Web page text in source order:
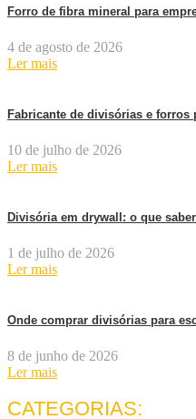
Forro de fibra mineral para
4 de agosto de 2026
Ler mais
Fabricante de divisórias e forros
10 de julho de 2026
Ler mais
Divisória em drywall: o que
1 de julho de 2026
Ler mais
Onde comprar divisórias para
8 de junho de 2026
Ler mais
CATEGORIAS: